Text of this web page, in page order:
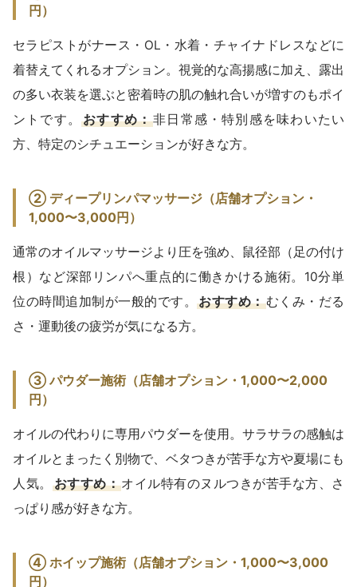
円）
セラピストがナース・OL・水着・チャイナドレスなどに
着替えてくれるオプション。視覚的な高揚感に加え、露出
の多い衣装を選ぶと密着時の肌の触れ合いが増すのもポイ
ントです。おすすめ：非日常感・特別感を味わいたい
方、特定のシチュエーションが好きな方。
② ディープリンパマッサージ（店舗オプション・
1,000〜3,000円）
通常のオイルマッサージより圧を強め、鼠径部（足の付け
根）など深部リンパへ重点的に働きかける施術。10分単
位の時間追加制が一般的です。
おすすめ：むくみ・だる
さ・運動後の疲労が気になる方。
③ パウダー施術（店舗オプション・1,000〜2,000
円）
オイルの代わりに専用パウダーを使用。サラサラの感触は
オイルとまったく別物で、ベタつきが苦手な方や夏場にも
人気。
おすすめ：オイル特有のヌルつきが苦手な方、さ
っぱり感が好きな方。
④ ホイップ施術（店舗オプション・1,000〜3,000
円）